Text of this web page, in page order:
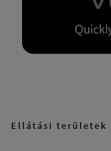
Ellátási területek